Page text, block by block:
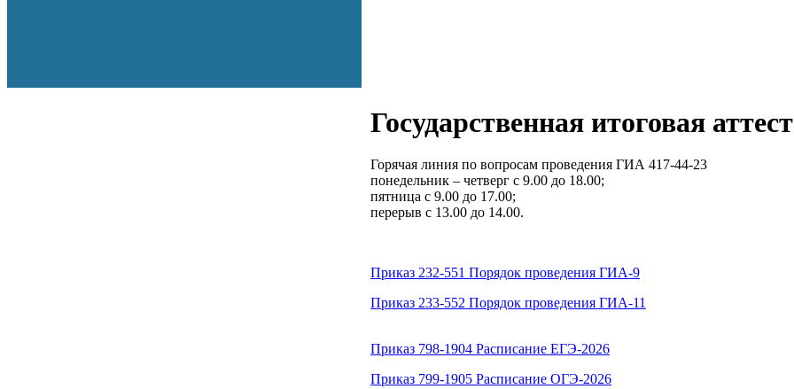
Государственная итоговая
Горячая линия по вопросам проведения ГИА 417-44-23
понедельник – четверг с 9.00 до 18.00;
пятница с 9.00 до 17.00;
перерыв с 13.00 до 14.00.
Приказ 232-551 Порядок проведения ГИА-9
Приказ 233-552 Порядок проведения ГИА-11
Приказ 798-1904 Расписание ЕГЭ-2026
Приказ 799-1905 Расписание ОГЭ-2026